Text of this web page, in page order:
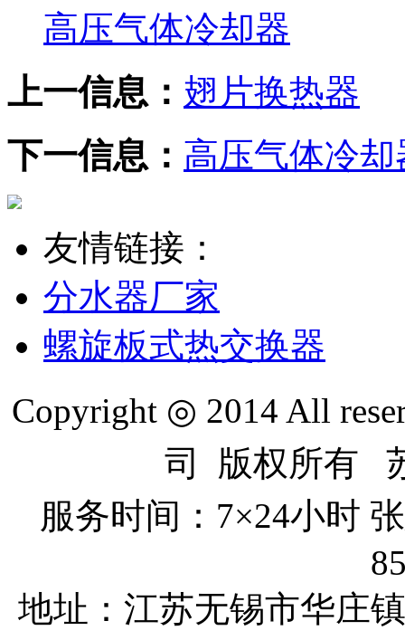
高压气体冷却器
上一信息： 翅片换热器
下一信息： 高压气体冷却
友情链接：
分水器厂家
螺旋板式热交换器
Copyright ◎ 2014 All
司 版权所有
服务时间：7×24小时
地址：江苏无锡市华庄